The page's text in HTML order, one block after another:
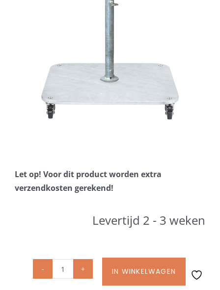
Snel leverbaar
Parasolvoeten
Beschermhoezen
Glatz parasoldoeken
Let op! Voor dit product worden extra
verzendkosten gerekend!
Levertijd 2 - 3 weken
Glatz
IN WINKELWAGEN